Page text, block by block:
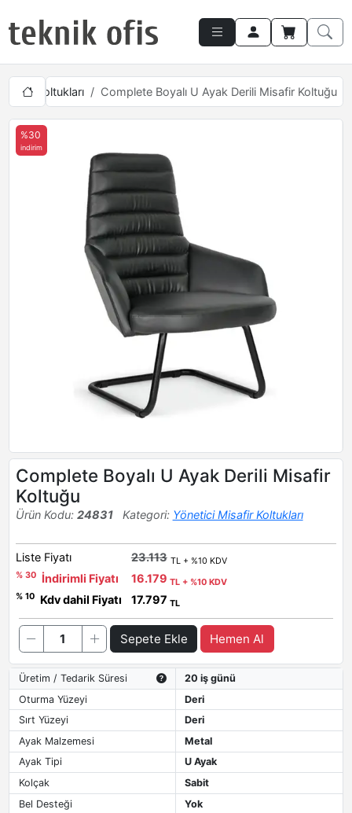
Koltukları Complete Boyalı U Ayak Derili Misafir Koltuğu
%30
indirim
Complete Boyalı U Ayak Derili Misafir
Koltuğu
Ürün Kodu: 24831 Kategori: Yönetici Misafir Koltukları
Liste Fiyatı 23.113 TL + %10 KDV
% 30
İndirimli Fiyatı 16.179 TL + %10 KDV
% 10
Kdv dahil Fiyatı 17.797 TL
Sepete Ekle Hemen Al
Üretim / Tedarik Süresi
20 iş günü
Oturma Yüzeyi
Deri
Sırt Yüzeyi
Deri
Ayak Malzemesi
Metal
Ayak Tipi
U Ayak
Kolçak
Sabit
Bel Desteği
Yok